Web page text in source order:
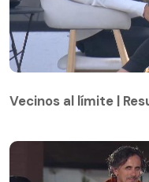
Vecinos al límite |